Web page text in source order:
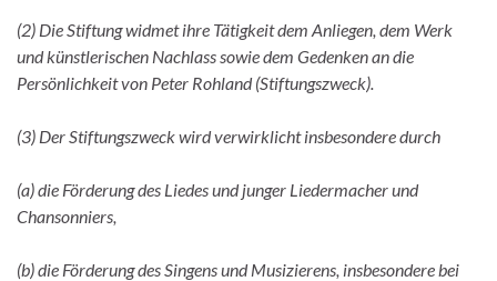
(2) Die Stiftung widmet ihre Tätigkeit dem Anliegen, dem Werk
und künstlerischen Nachlass sowie dem Gedenken an die
Persönlichkeit von Peter Rohland (Stiftungszweck).
(3) Der Stiftungszweck wird verwirklicht insbesondere durch
(a) die Förderung des Liedes und junger Liedermacher und
Chansonniers,
(b) die Förderung des Singens und Musizierens, insbesondere bei